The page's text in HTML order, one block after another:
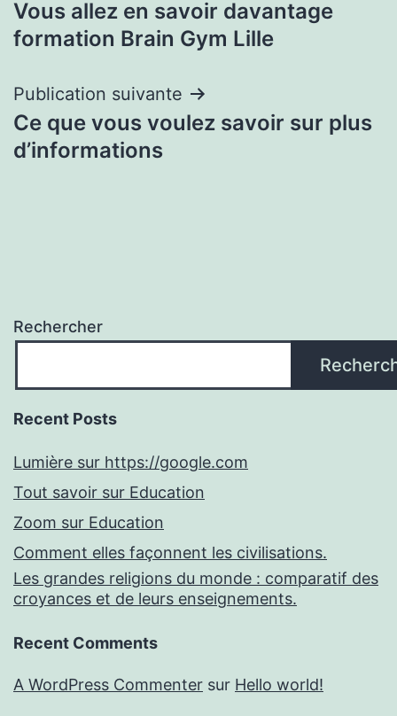
de
Vous allez en savoir davantage
formation Brain Gym Lille
Publication suivante
Ce que vous voulez savoir sur plus
d’informations
Rechercher
Recent Posts
Lumière sur https://google.com
Tout savoir sur Education
Zoom sur Education
Comment elles façonnent les civilisations.
Les grandes religions du monde : comparatif des
croyances et de leurs enseignements.
Recent Comments
A WordPress Commenter sur Hello world!